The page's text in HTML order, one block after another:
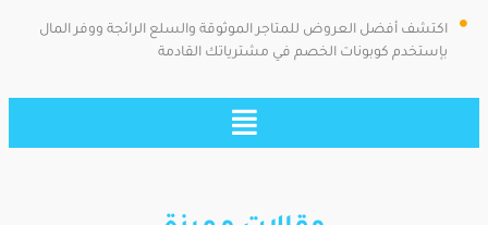
اكتشف أفضل العروض للمتاجر الموثوقة والسلع الرائجة ووفر المال
بإستخدم كوبونات الخصم في مشترياتك القادمة